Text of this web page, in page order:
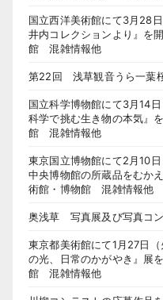
国立西洋美術館にて3月28
井内コレクションより』
館 混雑情報他
第22回 浅草観音うら一葉
国立科学博物館にて3月14
科学で挑む生き物の本気
館 混雑情報他
東京国立博物館にて2月10
中央博物館の所蔵品をむ
術館・博物館 混雑情報他
奥浅草 写真展及び写真コ
東京都美術館にて1月27日
の光、日常のかがやき』
館 混雑情報他